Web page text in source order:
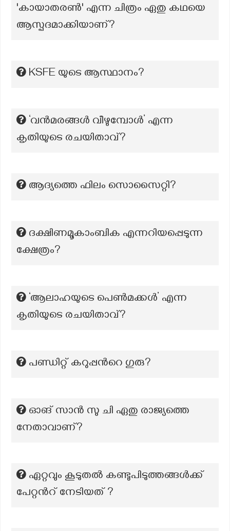
'കായാതരണ്‍' എന്ന ചിത്രം ഏതു കഥയെ
ആസ്പദമാക്കിയാണ്?
KSFE യുടെ ആസ്ഥാനം?
‘വൻമരങ്ങൾ വീഴുമ്പോൾ’ എന്ന
കൃതിയുടെ രചയിതാവ്?
ആദ്യത്തെ ഫിലം സൊസൈറ്റി?
ദക്ഷിണമൂകാംബിക എന്നറിയപ്പെടുന്ന
ക്ഷേത്രം?
‘ആലാഹയുടെ പെൺമക്കൾ’ എന്ന
കൃതിയുടെ രചയിതാവ്?
പണ്ഡിറ്റ് കറുപ്പന്‍റെ ഗുരു?
ഓങ് സാൻ സു ചി ഏതു രാജ്യത്തെ
നേതാവാണ്?
ഏറ്റവും കൂടുതൽ കണ്ടുപിടുത്തങ്ങൾക്ക്
പേറ്റൻറ് നേടിയത് ?